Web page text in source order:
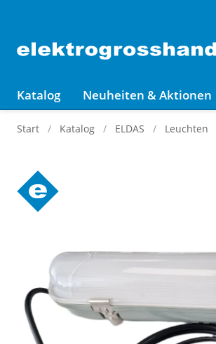
Katalog Neuheiten & Aktionen
Start Katalog ELDAS Leuchten